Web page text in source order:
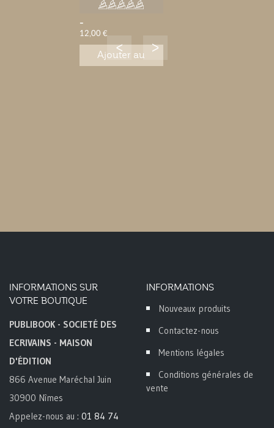
-
12,00 €
Ajouter au
INFORMATIONS SUR
VOTRE BOUTIQUE
PUBLIBOOK - SOCIETÉ DES
ECRIVAINS - MAISON
D'ÉDITION
866 Avenue Maréchal Juin
30900 Nîmes
Appelez-nous au : 01 84 74
INFORMATIONS
Nouveaux produits
Contactez-nous
Mentions légales
Conditions générales de
vente